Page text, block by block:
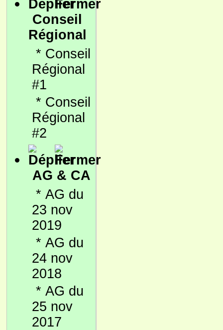
Conseil
Régional
* Conseil
Régional
#1
* Conseil
Régional
#2
AG & CA
* AG du
23 nov
2019
* AG du
24 nov
2018
* AG du
25 nov
2017